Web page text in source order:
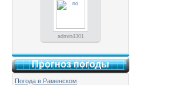
admin4301
Прогноз погоды
Погода в Раменском